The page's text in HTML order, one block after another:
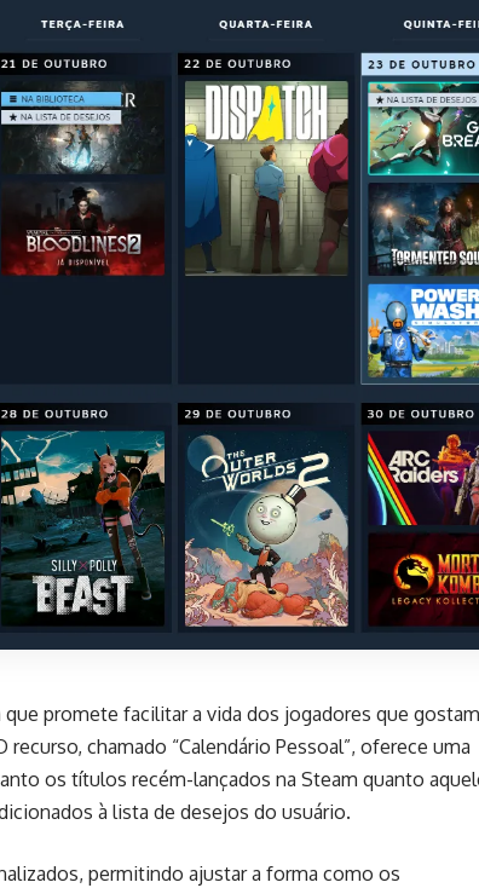
promete facilitar a vida dos jogadores que gostam
chamado “Calendário Pessoal”, oferece uma
os títulos recém-lançados na Steam quanto
à lista de desejos do usuário.
permitindo ajustar a forma como os